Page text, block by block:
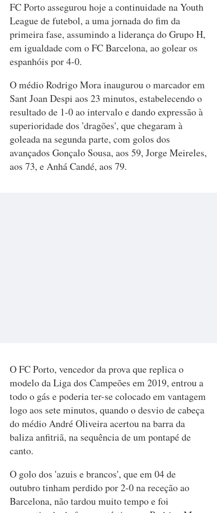
FC Porto assegurou hoje a continuidade na Youth
League de futebol, a uma jornada do fim da
primeira fase, assumindo a liderança do Grupo H,
em igualdade com o FC Barcelona, ao golear os
espanhóis por 4-0.
O médio Rodrigo Mora inaugurou o marcador em
Sant Joan Despi aos 23 minutos, estabelecendo o
resultado de 1-0 ao intervalo e dando expressão à
superioridade dos 'dragões', que chegaram à
goleada na segunda parte, com golos dos
avançados Gonçalo Sousa, aos 59, Jorge Meireles,
aos 73, e Anhá Candé, aos 79.
O FC Porto, vencedor da prova que replica o
modelo da Liga dos Campeões em 2019, entrou a
todo o gás e poderia ter-se colocado em vantagem
logo aos sete minutos, quando o desvio de cabeça
do médio André Oliveira acertou na barra da
baliza anfitriã, na sequência de um pontapé de
canto.
O golo dos 'azuis e brancos', que em 04 de
outubro tinham perdido por 2-0 na receção ao
Barcelona, não tardou muito tempo e foi